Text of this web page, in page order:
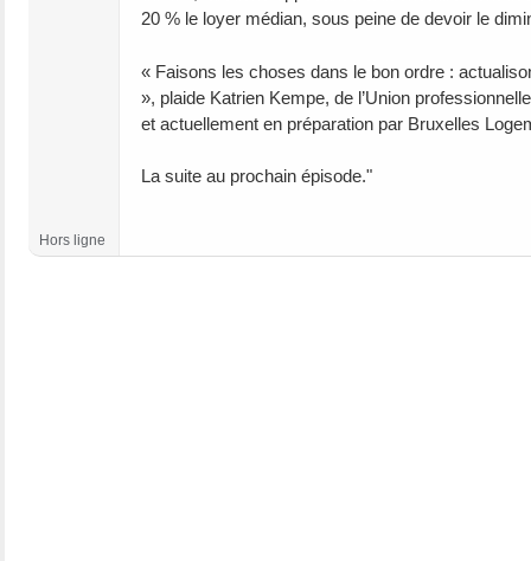
20 % le loyer médian, sous peine de devoir le
« Faisons les choses dans le bon ordre :
», plaide Katrien Kempe, de l’Union
et actuellement en préparation par Bruxelles
La suite au prochain épisode."
Hors ligne